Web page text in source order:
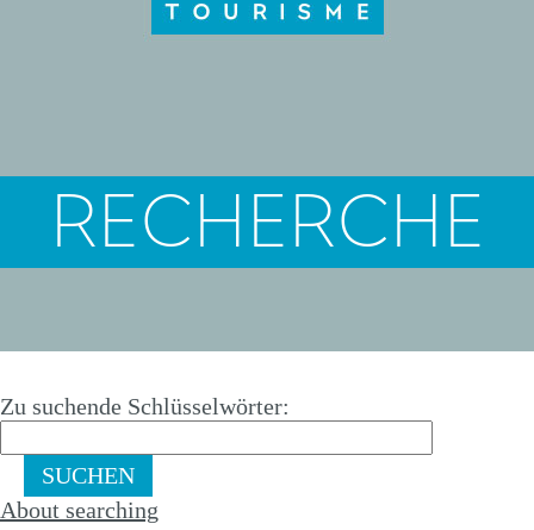
RECHERCHE
Zu suchende Schlüsselwörter
About searching